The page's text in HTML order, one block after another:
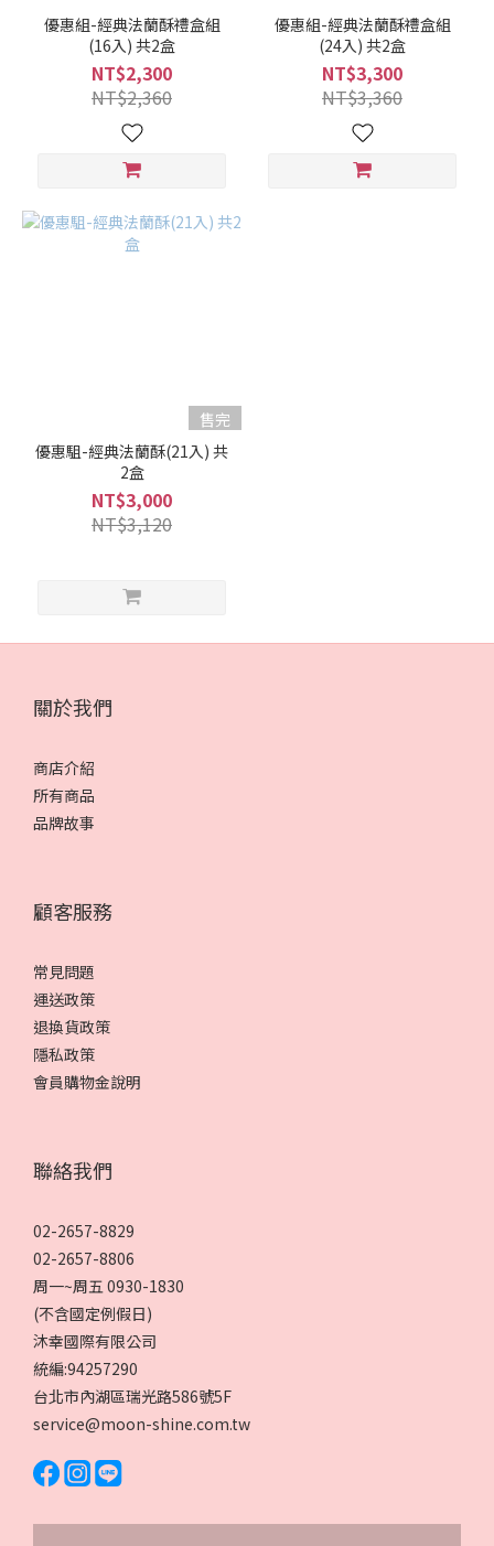
優惠組-經典法蘭酥禮盒組
(16入) 共2盒
NT$2,300
NT$2,360
優惠組-經典法蘭酥禮盒組
(24入) 共2盒
NT$3,300
NT$3,360
售完
優惠駔-經典法蘭酥(21入) 共
2盒
NT$3,000
NT$3,120
關於我們
商店介紹
所有商品
品牌故事
顧客服務
常見問題
運送政策
退換貨政策
隱私政策
會員購物金說明
聯絡我們
02-2657-8829
02-2657-8806
周一~周五 0930-1830
(不含國定例假日)
沐幸國際有限公司
統編:94257290
台北市內湖區瑞光路586號5F
service@moon-shine.com.tw